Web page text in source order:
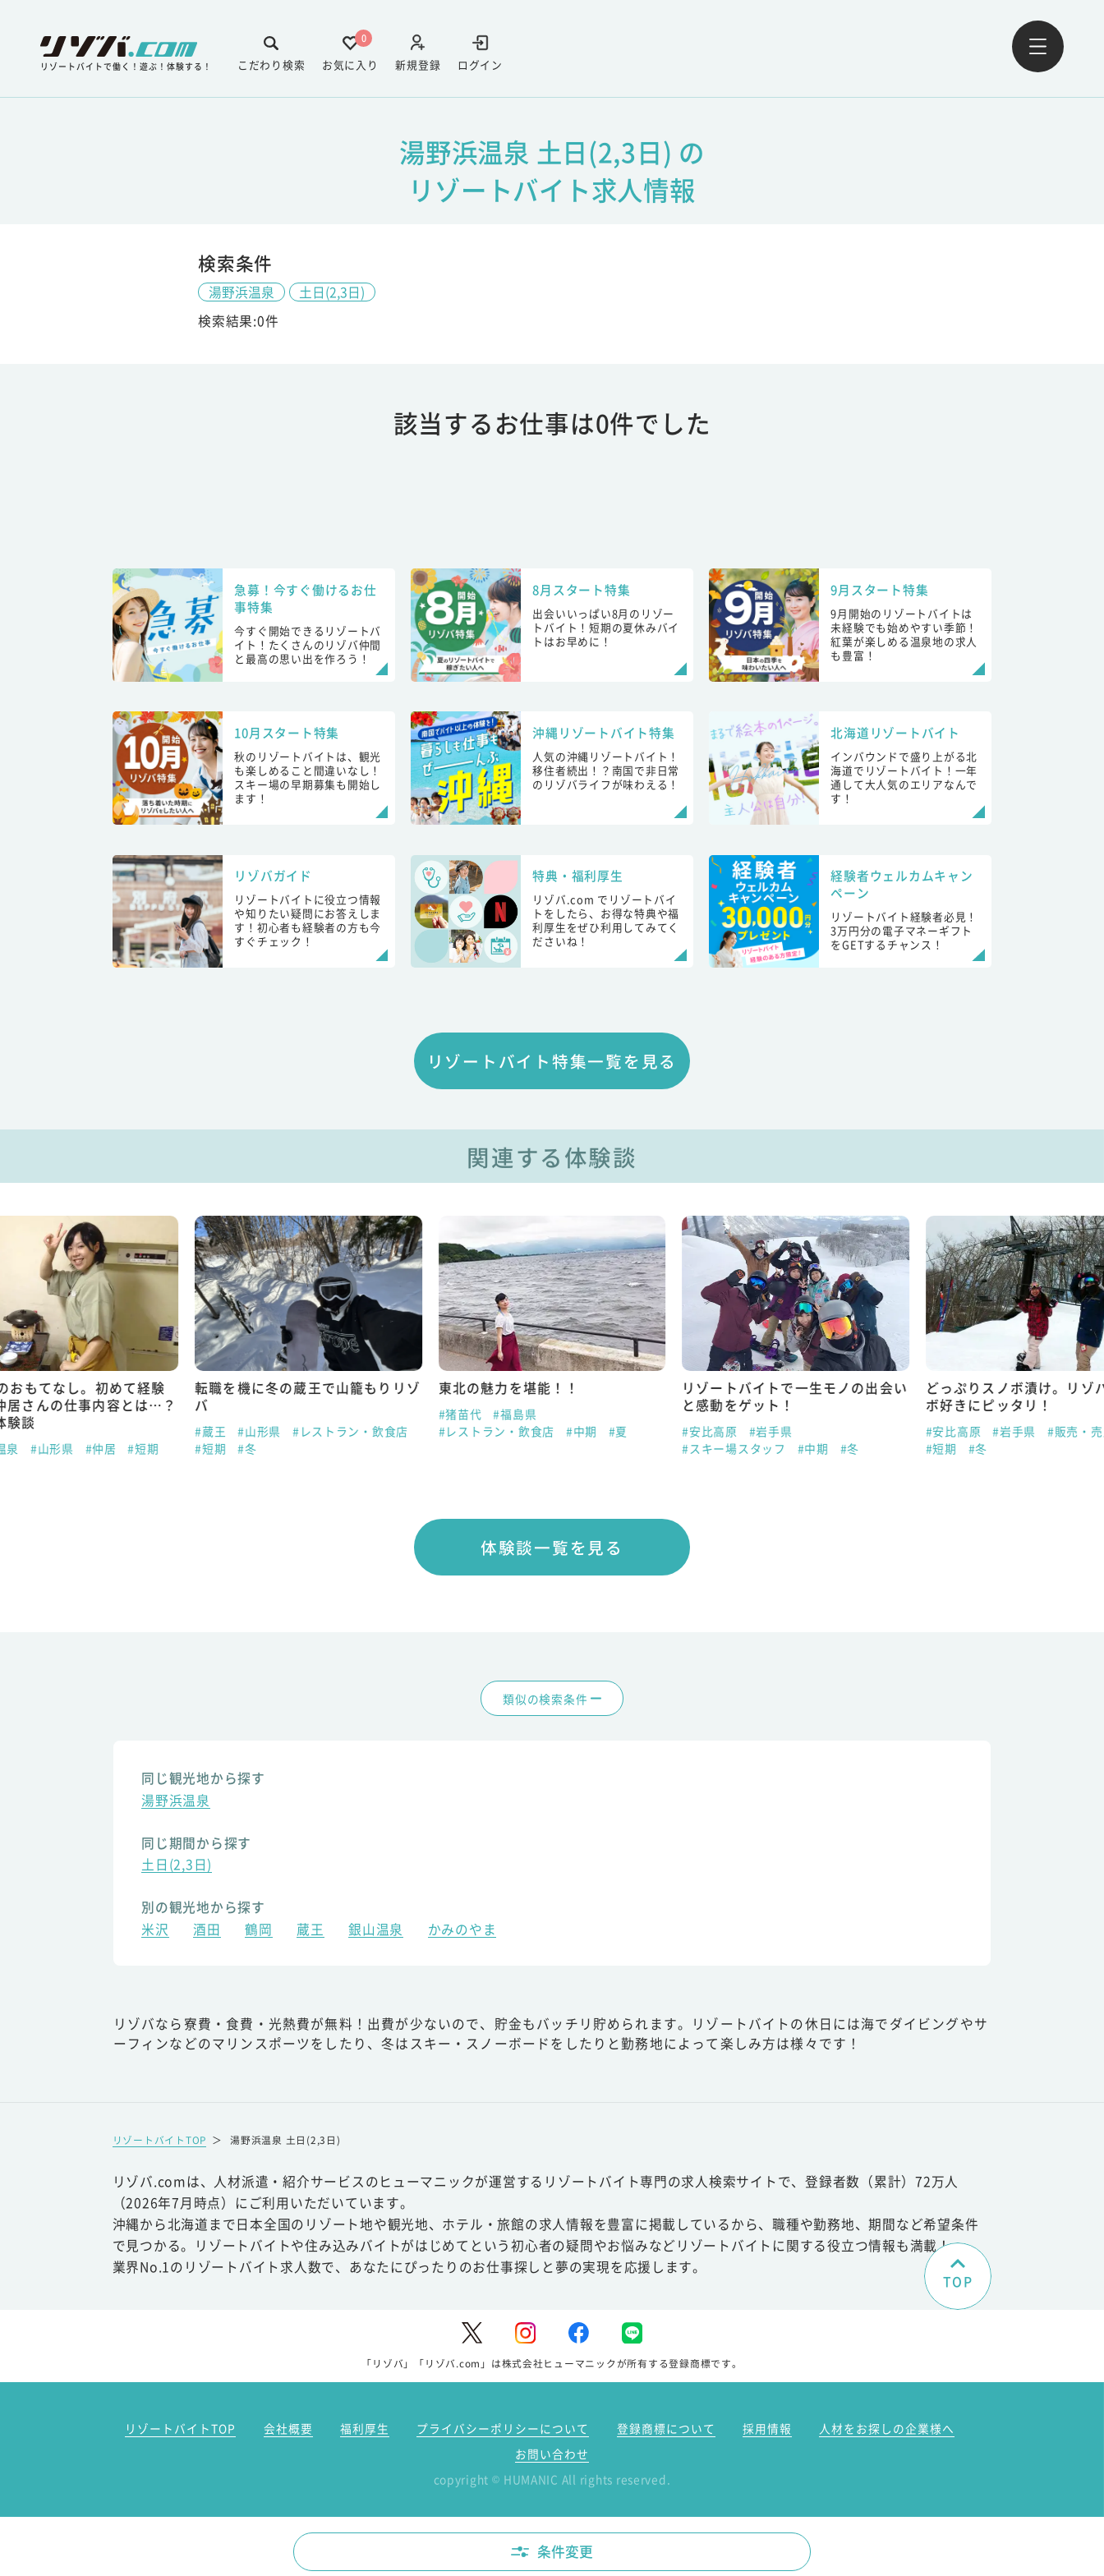
リゾートバイトで働く！遊ぶ！体験する！ ログイン
新規登録
0
お気に入り
こだわり検索
湯野浜温泉 土日(2,3日) の
リゾートバイト求人情報
検索条件
湯野浜温泉
土日(2,3日)
検索結果:0件
該当するお仕事は0件でした
急募！今すぐ働けるお仕
事特集
今すぐ開始できるリゾートバ
イト！たくさんのリゾバ仲間
と最高の思い出を作ろう！
8月スタート特集
出会いいっぱい8月のリゾー
トバイト！短期の夏休みバイ
トはお早めに！
9月スタート特集
9月開始のリゾートバイトは
未経験でも始めやすい季節！
紅葉が楽しめる温泉地の求人
も豊富！
10月スタート特集
秋のリゾートバイトは、観光
も楽しめること間違いなし！
スキー場の早期募集も開始し
ます！
沖縄リゾートバイト特集
人気の沖縄リゾートバイト！
移住者続出！？南国で非日常
のリゾバライフが味わえる！
北海道リゾートバイト
インバウンドで盛り上がる北
海道でリゾートバイト！一年
通して大人気のエリアなんで
す！
リゾバガイド
リゾートバイトに役立つ情報
や知りたい疑問にお答えしま
す！初心者も経験者の方も今
すぐチェック！
特典・福利厚生
リゾバ.com でリゾートバイ
トをしたら、お得な特典や福
利厚生をぜひ利用してみてく
ださいね！
経験者ウェルカムキャン
ペーン
リゾートバイト経験者必見！
3万円分の電子マネーギフト
をGETするチャンス！
リゾートバイト特集一覧を見る
関連する体験談
おもてなし。初めて経験
居さんの仕事内容とは…？
験談
泉 #山形県 #仲居 #短期
転職を機に冬の蔵王で山籠もりリゾ
バ
#蔵王 #山形県
#レストラン・飲食店
#短期
#冬
東北の魅力を堪能！！
#猪苗代
#福島県
#レストラン・飲食店
#中期 #夏
リゾートバイトで一生モノの出会い
と感動をゲット！
#安比高原
#岩手県
#スキー場スタッフ
#中期 #冬
どっぷりスノボ漬け。リゾ
ボ好きにピッタリ！
#安比高原 #岩手県
#販売・
#短期
#冬
体験談一覧を見る
類似の検索条件
同じ観光地から探す
湯野浜温泉
同じ期間から探す
土日(2,3日)
別の観光地から探す
米沢
酒田 鶴岡 蔵王 銀山温泉 かみのやま
リゾバなら寮費・食費・光熱費が無料！出費が少ないので、貯金もバッチリ貯められます。リゾートバイトの休日には海でダイビングやサ
ーフィンなどのマリンスポーツをしたり、冬はスキー・スノーボードをしたりと勤務地によって楽しみ方は様々です！
リゾートバイトTOP ＞ 湯野浜温泉 土日(2,3日)
リゾバ.comは、人材派遣・紹介サービスのヒューマニックが運営するリゾートバイト専門の求人検索サイトで、登録者数（累計）72万人
（2026年7月時点）にご利用いただいています。
沖縄から北海道まで日本全国のリゾート地や観光地、ホテル・旅館の求人情報を豊富に掲載しているから、職種や勤務地、期間など希望条件
で見つかる。リゾートバイトや住み込みバイトがはじめてという初心者の疑問やお悩みなどリゾートバイトに関する役立つ情報も満載！
業界No.1のリゾートバイト求人数で、あなたにぴったりのお仕事探しと夢の実現を応援します。
TOP
「リゾバ」「リゾバ.com」は株式会社ヒューマニックが所有する登録商標です。
リゾートバイトTOP 会社概要 福利厚生 プライバシーポリシーについて 登録商標について 採用情報
人材をお探しの企業様へ
お問い合わせ
copyright © HUMANIC All rights reserved.
条件変更